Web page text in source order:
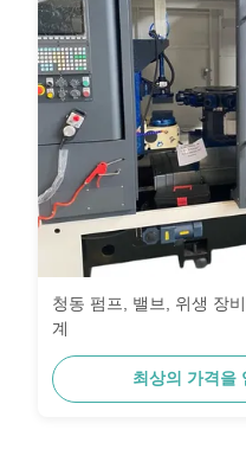
청동 펌프, 밸브, 위생 장
계
최상의 가격을